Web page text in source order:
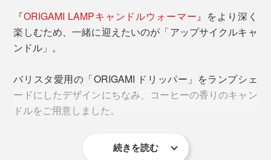
『ORIGAMI LAMPキャンドルウォーマー』をより深く
楽しむため、一緒に迎えたいのが「アップサイクルキャ
ンドル」。
バリスタ愛用の「ORIGAMI ドリッパー」をランプシェ
ードにしたデザインにちなみ、コーヒーの香りのキャン
ドルをご用意しました。
続きを読む